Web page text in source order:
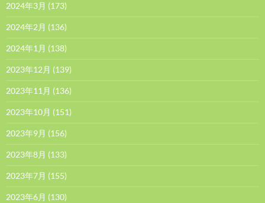
2024年3月 (173)
2024年2月 (136)
2024年1月 (138)
2023年12月 (139)
2023年11月 (136)
2023年10月 (151)
2023年9月 (156)
2023年8月 (133)
2023年7月 (155)
2023年6月 (130)